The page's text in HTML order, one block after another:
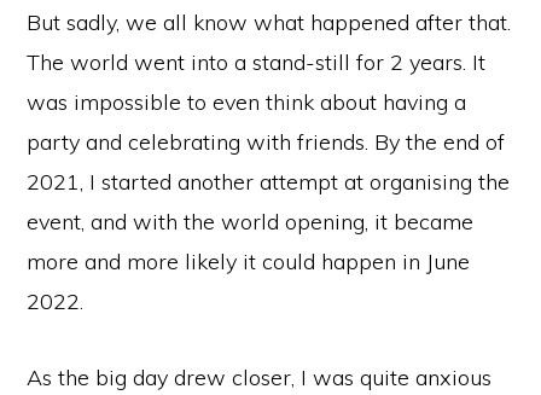
But sadly, we all know what happened after that.
The world went into a stand-still for 2 years. It
was impossible to even think about having a
party and celebrating with friends. By the end of
2021, I started another attempt at organising the
event, and with the world opening, it became
more and more likely it could happen in June
2022.
As the big day drew closer, I was quite anxious